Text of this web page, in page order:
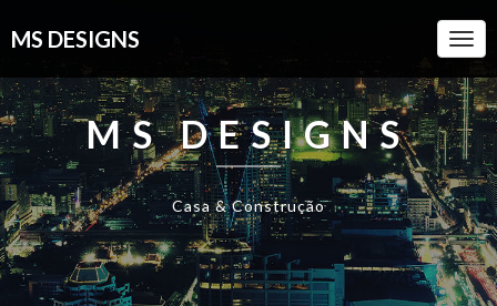
MS DESIGNS
MS DESIGNS
Casa & Construção